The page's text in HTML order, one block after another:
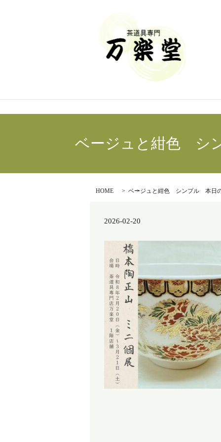
ベージュと紺色 シ
HOME ベージュと紺色 シンプル 本日
2026-02-20